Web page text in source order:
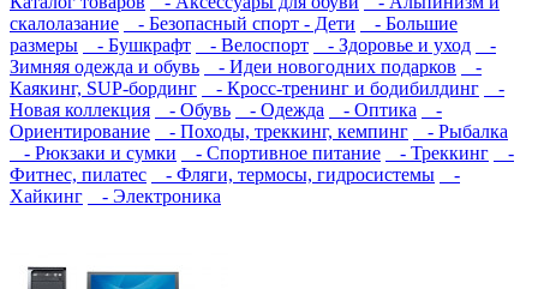
скалолазание
- Безопасный спорт - Дети
- Большие
размеры
- Бушкрафт - Велоспорт - Здоровье и уход
-
Зимняя одежда и обувь
- Идеи новогодних подарков
-
Каякинг, SUP-бординг
- Кросс-тренинг и бодибилдинг
-
Новая коллекция
- Обувь - Одежда - Оптика
-
Ориентирование
- Походы, треккинг, кемпинг
- Рыбалка
- Рюкзаки и сумки
- Спортивное питание - Треккинг
-
Фитнес, пилатес
- Фляги, термосы, гидросистемы
-
Хайкинг
- Электроника